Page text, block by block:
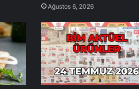
Ağustos 6, 2026